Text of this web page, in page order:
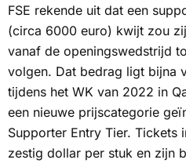
FSE rekende uit dat een
(circa 6000 euro) kwijt zou
vanaf de openingswedstrijd
volgen. Dat bedrag ligt bijna
tijdens het WK van 2022 in
een nieuwe prijscategorie
Supporter Entry Tier. Tickets
zestig dollar per stuk en zijn